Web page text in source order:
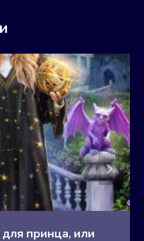
принца, или